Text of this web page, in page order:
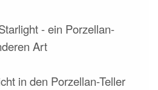
- ein Porzellan-
Art
in den Porzellan-Teller